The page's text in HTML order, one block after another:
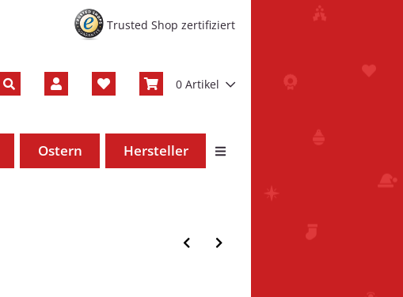
Trusted Shop zertifiziert
0 Artikel
Ostern Hersteller